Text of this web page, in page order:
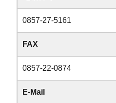
0857-27-5161
FAX
0857-22-0874
E-Mail